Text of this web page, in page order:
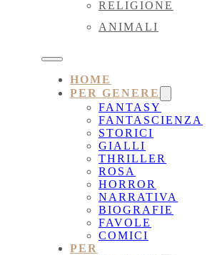
RELIGIONE
ANIMALI
HOME
PER GENERE
FANTASY
FANTASCIENZA
STORICI
GIALLI
THRILLER
ROSA
HORROR
NARRATIVA
BIOGRAFIE
FAVOLE
COMICI
PER